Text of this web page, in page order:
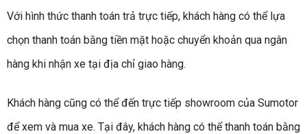
Với hình thức thanh toán trả trực tiếp, khách hàng có thể lựa
chọn thanh toán bằng tiền mặt hoặc chuyển khoản qua ngân
hàng khi nhận xe tại địa chỉ giao hàng.
Khách hàng cũng có thể đến trực tiếp showroom của Sumotor
để xem và mua xe. Tại đây, khách hàng có thể thanh toán bằng